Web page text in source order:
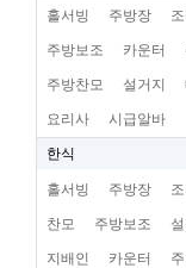
홀서빙 주방장
주방보조 카운터
주방찬모 설거지
요리사 시급알바
한식
홀서빙 주방장
찬모 주방보조
지배인 카운터